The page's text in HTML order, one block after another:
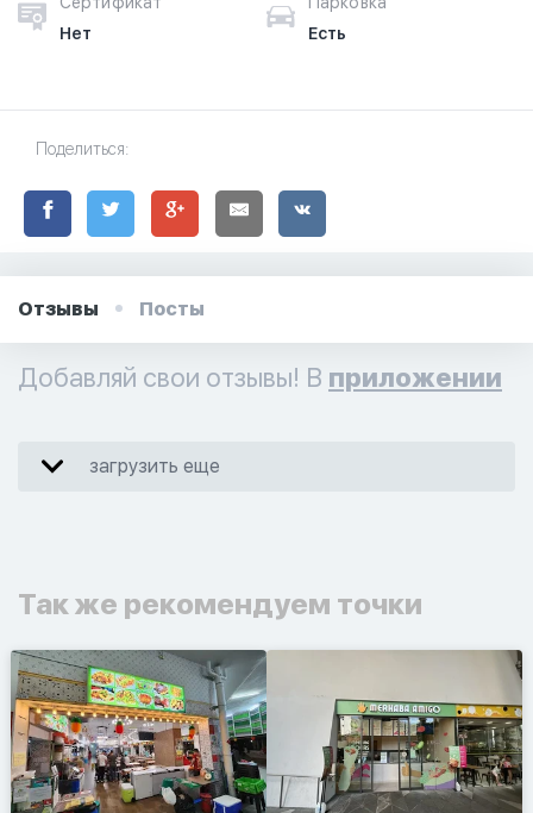
Нет
Есть
Поделиться:
Отзывы Посты
Добавляй свои отзывы! В приложении
загрузить еще
Так же рекомендуем точки